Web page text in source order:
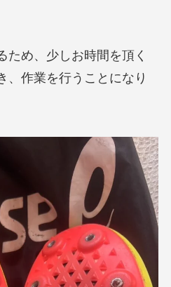
ため、少しお時間を頂く
、作業を行うことになり